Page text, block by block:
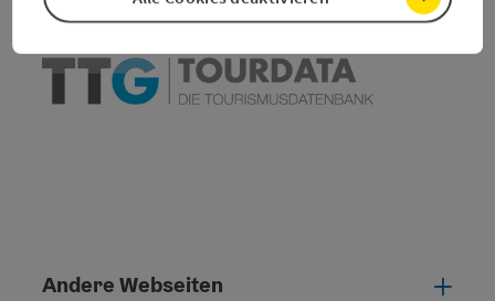
powered byTOURDATA
Andere Webseiten